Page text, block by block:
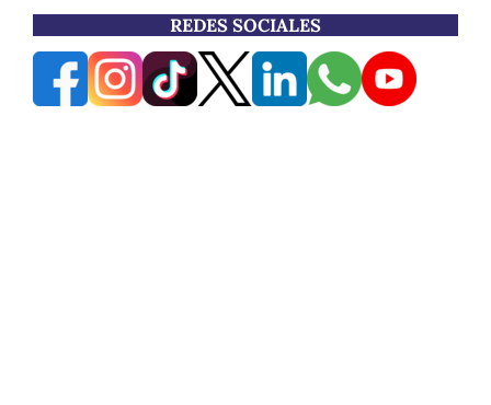
REDES SOCIALES